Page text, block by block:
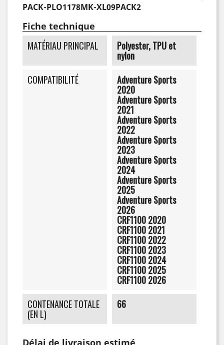
PACK-PLO1178MK-XL09PACK2
Fiche technique
MATÉRIAU PRINCIPAL Polyester, TPU et
nylon
COMPATIBILITÉ
Adventure Sports
2020
Adventure Sports
2021
Adventure Sports
2022
Adventure Sports
2023
Adventure Sports
2024
Adventure Sports
2025
Adventure Sports
2026
CRF1100 2020
CRF1100 2021
CRF1100 2022
CRF1100 2023
CRF1100 2024
CRF1100 2025
CRF1100 2026
CONTENANCE TOTALE
(EN L)
66
Délai de livraison estimé